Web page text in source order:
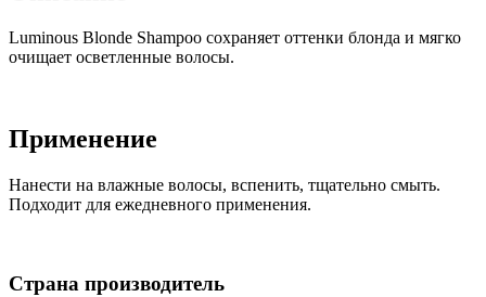
Luminous Blonde Shampoo сохраняет оттенки блонда и мягко
очищает осветленные волосы.
Применение
Нанести на влажные волосы, вспенить, тщательно смыть.
Подходит для ежедневного применения.
Страна производитель